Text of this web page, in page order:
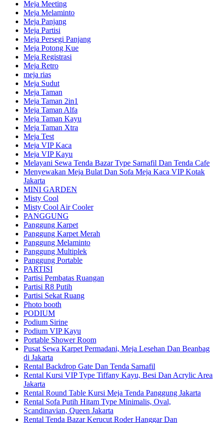
Meja Meeting
Meja Melaminto
Meja Panjang
Meja Partisi
Meja Persegi Panjang
Meja Potong Kue
Meja Registrasi
Meja Retro
meja rias
Meja Sudut
Meja Taman
Meja Taman 2in1
Meja Taman Alfa
Meja Taman Kayu
Meja Taman Xtra
Meja Test
Meja VIP Kaca
Meja VIP Kayu
Melayani Sewa Tenda Bazar Type Sarnafil Dan Tenda Cafe
Menyewakan Meja Bulat Dan Sofa Meja Kaca VIP Kotak
Jakarta
MINI GARDEN
Misty Cool
Misty Cool Air Cooler
PANGGUNG
Panggung Karpet
Panggung Karpet Merah
Panggung Melaminto
Panggung Multiplek
Panggung Portable
PARTISI
Partisi Pembatas Ruangan
Partisi R8 Putih
Partisi Sekat Ruang
Photo booth
PODIUM
Podium Sirine
Podium VIP Kayu
Portable Shower Room
Pusat Sewa Karpet Permadani, Meja Lesehan Dan Beanbag
di Jakarta
Rental Backdrop Gate Dan Tenda Sarnafil
Rental Kursi VIP Type Tiffany Kayu, Besi Dan Acrylic Area
Jakarta
Rental Round Table Kursi Meja Tenda Panggung Jakarta
Rental Sofa Putih Hitam Type Minimalis, Oval,
Scandinavian, Queen Jakarta
Rental Tenda Bazar Kerucut Roder Hanggar Dan